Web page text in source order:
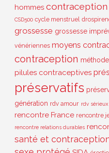
hommes
CSD500 cycle menstruel
grossesse grossesse
vénériennes moyens
contraception
pilules contraceptives
préservatifs
génération rdv amour rdv sérieux
rencontre France rencontre
rencontre relations durables
santé et